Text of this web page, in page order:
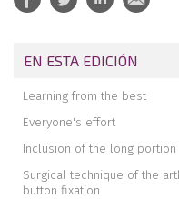
EN ESTA EDICIÓN
Learning from the best
Everyone's effort
Inclusion of the long
Surgical technique of the
button fixation